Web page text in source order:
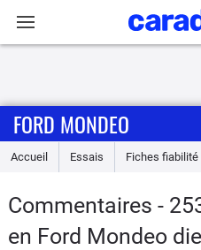
Accueil
Essais
FORD MONDEO
Accueil Essais Fiches fiabilité
Commentaires -
en Ford Mondeo